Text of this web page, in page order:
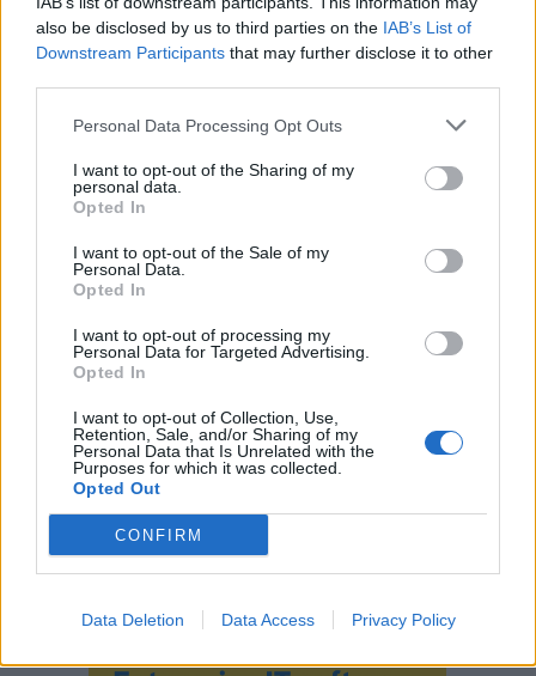
also be disclosed by us to third parties on the IAB’s List of
Downstream Participants that may further disclose it to other
Personal Data Processing Opt Outs
I want to opt-out of the Sharing of my
personal data.
Opted In
I want to opt-out of the Sale of my
Personal Data.
Opted In
I want to opt-out of processing my
Personal Data for Targeted Advertising.
Opted In
I want to opt-out of Collection, Use,
Retention, Sale, and/or Sharing of my
Personal Data that Is Unrelated with the
Purposes for which it was collected.
Opted Out
CONFIRM
Data Deletion Data Access Privacy Policy